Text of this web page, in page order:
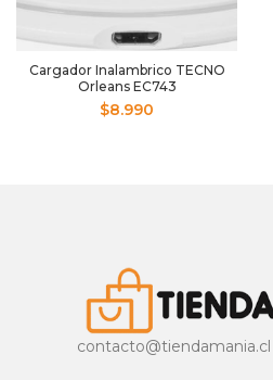
Cargador Inalambrico TECNO
Orleans EC743
$8.990